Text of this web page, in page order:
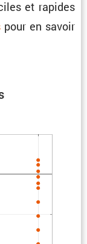
et rapides
pour en savoir